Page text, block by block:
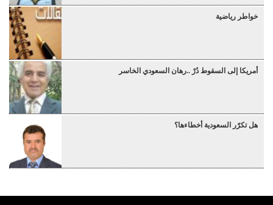
خواطر رياضية
أمريكا إلى السقوط دُرْ ..رهان السعودي الخاسر
هل تكرّر السعودية أخطاءها؟